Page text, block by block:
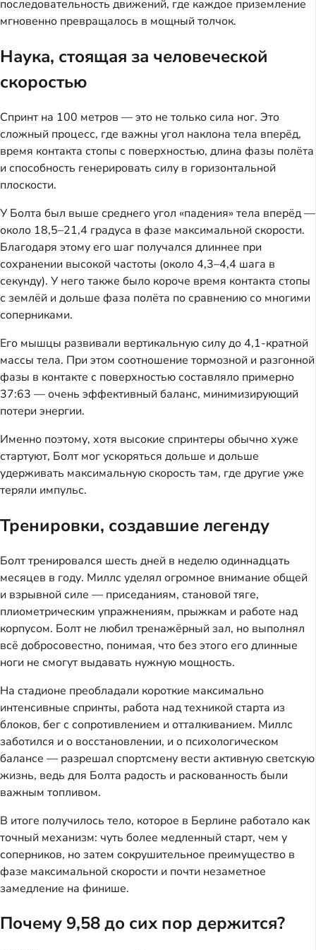
последовательность движений, где каждое приземление
мгновенно превращалось в мощный толчок.
Наука, стоящая за человеческой
скоростью
Спринт на 100 метров — это не только сила ног. Это
сложный процесс, где важны угол наклона тела вперёд,
время контакта стопы с поверхностью, длина фазы полёта
и способность генерировать силу в горизонтальной
плоскости.
У Болта был выше среднего угол «падения» тела вперёд —
около 18,5–21,4 градуса в фазе максимальной скорости.
Благодаря этому его шаг получался длиннее при
сохранении высокой частоты (около 4,3–4,4 шага в
секунду). У него также было короче время контакта стопы
с землёй и дольше фаза полёта по сравнению со многими
соперниками.
Его мышцы развивали вертикальную силу до 4,1-кратной
массы тела. При этом соотношение тормозной и разгонной
фазы в контакте с поверхностью составляло примерно
37:63 — очень эффективный баланс, минимизирующий
потери энергии.
Именно поэтому, хотя высокие спринтеры обычно хуже
стартуют, Болт мог ускоряться дольше и дольше
удерживать максимальную скорость там, где другие уже
теряли импульс.
Тренировки, создавшие легенду
Болт тренировался шесть дней в неделю одиннадцать
месяцев в году. Миллс уделял огромное внимание общей
и взрывной силе — приседаниям, становой тяге,
плиометрическим упражнениям, прыжкам и работе над
корпусом. Болт не любил тренажёрный зал, но выполнял
всё добросовестно, понимая, что без этого его длинные
ноги не смогут выдавать нужную мощность.
На стадионе преобладали короткие максимально
интенсивные спринты, работа над техникой старта из
блоков, бег с сопротивлением и отталкиванием. Миллс
заботился и о восстановлении, и о психологическом
балансе — разрешал спортсмену вести активную светскую
жизнь, ведь для Болта радость и раскованность были
важным топливом.
В итоге получилось тело, которое в Берлине работало как
точный механизм: чуть более медленный старт, чем у
соперников, но затем сокрушительное преимущество в
фазе максимальной скорости и почти незаметное
замедление на финише.
Почему 9,58 до сих пор держится?